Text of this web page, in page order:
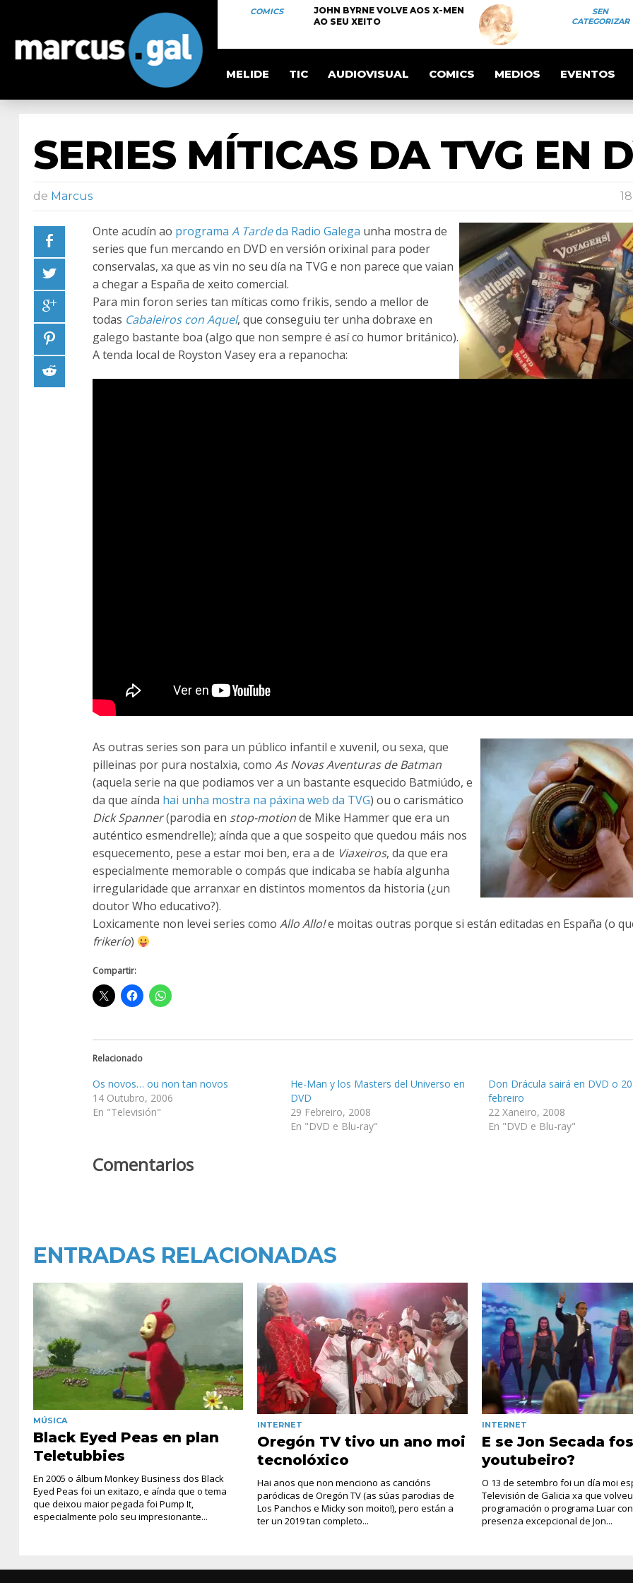
COMICS
JOHN BYRNE VOLVE AOS X-MEN
AO SEU XEITO
SEN
CATEGORIZAR
MELIDE TIC AUDIOVISUAL COMICS MEDIOS EVENTOS
SERIES MÍTICAS DA TVG EN
de Marcus
Onte acudín ao programa A Tardeda Radio Galega unha mostra de
series que fun mercando en DVD en versión orixinal para poder
conservalas, xa que as vin no seu día na TVG e non parece que vaian
a chegar a España de xeito comercial.
Para min foron series tan míticas como frikis, sendo a mellor de
todas Cabaleiros con Aquel, que conseguiu ter unha dobraxe en
galego bastante boa (algo que non sempre é así co humor británico).
A tenda local de Royston Vasey era a repanocha:
As outras series son para un público infantil e xuvenil, ou sexa, que
pilleinas por pura nostalxia, como As Novas Aventuras de Batman
(aquela serie na que podiamos ver a un bastante esquecido Batmiúdo, e
da que aínda hai unha mostra na páxina web da TVG) ou o carismático
Dick Spanner(parodia en stop-motionde Mike Hammer que era un
auténtico esmendrelle); aínda que a que sospeito que quedou máis nos
esquecemento, pese a estar moi ben, era a de Viaxeiros, da que era
especialmente memorable o compás que indicaba se había algunha
irregularidade que arranxar en distintos momentos da historia (¿un
doutor Who educativo?).
Loxicamente non levei series como Allo Allo!e moitas outras porque si están editadas en España (o
frikerío)
Compartir:
Relacionado
Os novos… ou non tan novos
14 Outubro, 2006
En "Televisión"
He-Man y los Masters del Universo en
DVD
29 Febreiro, 2008
En "DVD e Blu-ray"
Don Drácula sairá en DVD o
febreiro
22 Xaneiro, 2008
En "DVD e Blu-ray"
Comentarios
ENTRADAS RELACIONADAS
MÚSICA
Black Eyed Peas en plan
Teletubbies
En 2005 o álbum Monkey Business dos Black
Eyed Peas foi un exitazo, e aínda que o tema
que deixou maior pegada foi Pump It,
especialmente polo seu impresionante...
INTERNET
Oregón TV tivo un ano moi
tecnolóxico
Hai anos que non menciono as cancións
paródicas de Oregón TV (as súas parodias de
Los Panchos e Micky son moito!), pero están a
ter un 2019 tan completo...
INTERNET
E se Jon Secada
youtubeiro?
O 13 de setembro foi un día moi
Televisión de Galicia xa que
programación o programa Luar
presenza excepcional de Jon...